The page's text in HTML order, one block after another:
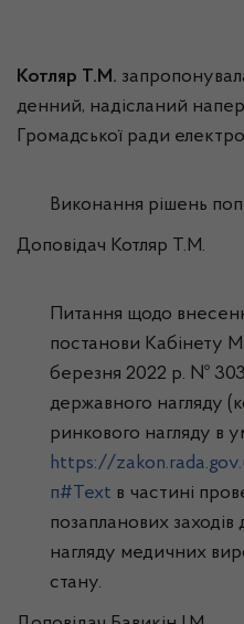
Котляр Т.М.
денний, надісланий
Громадської ради
Виконання рішень
Доповідач Котляр Т.М.
Питання щодо
постанови Кабінету
березня 2022 р. №
державного нагляду
ринкового нагляду в
https://
п#Text в частині
позапланових
нагляду медичних
стану.